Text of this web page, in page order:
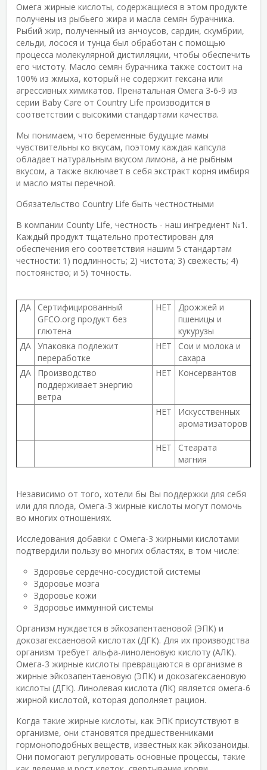
Омега жирные кислоты, содержащиеся в этом продукте
получены из рыбьего жира и масла семян бурачника.
Рыбий жир, полученный из анчоусов, сардин, скумбрии,
сельди, лосося и тунца был обработан с помощью
процесса молекулярной дистилляции, чтобы обеспечить
его чистоту. Масло семян бурачника также состоит на
100% из жмыха, который не содержит гексана или
агрессивных химикатов. Пренатальная Омега 3-6-9 из
серии Baby Care от Country Life производится в
соответствии с высокими стандартами качества.
Мы понимаем, что беременные будущие мамы
чувствительны ко вкусам, поэтому каждая капсула
обладает натуральным вкусом лимона, а не рыбным
вкусом, а также включает в себя экстракт корня имбиря
и масло мяты перечной.
Обязательство Country Life быть честностными
В компании County Life, честность - наш ингредиент №1.
Каждый продукт тщательно протестирован для
обеспечения его соответствия нашим 5 стандартам
честности: 1) подлинность; 2) чистота; 3) свежесть; 4)
постоянство; и 5) точность.
ДА
Сертифицированный
GFCO.org продукт без
глютена
НЕТ
Дрожжей и
пшеницы и
кукурузы
ДА Упаковка подлежит
переработке
НЕТ
Сои и молока и
сахара
ДА
Производство
поддерживает энергию
ветра
НЕТ Консервантов
НЕТ
Искусственных
ароматизаторов
НЕТ
Стеарата
магния
Независимо от того, хотели бы Вы поддержки для себя
или для плода, Омега-3 жирные кислоты могут помочь
во многих отношениях.
Исследования добавки с Омега-3 жирными кислотами
подтвердили пользу во многих областях, в том числе:
Здоровье сердечно-сосудистой системы
Здоровье мозга
Здоровье кожи
Здоровье иммунной системы
Организм нуждается в эйкозапентаеновой (ЭПК) и
докозагексаеновой кислотах (ДГК). Для их производства
организм требует альфа-линоленовую кислоту (АЛК).
Омега-3 жирные кислоты превращаются в организме в
жирные эйкозапентаеновую (ЭПК) и докозагексаеновую
кислоты (ДГК). Линолевая кислота (ЛК) является омега-6
жирной кислотой, которая дополняет рацион.
Когда такие жирные кислоты, как ЭПК присутствуют в
организме, они становятся предшественниками
гормоноподобных веществ, известных как эйкозаноиды.
Они помогают регулировать основные процессы, такие